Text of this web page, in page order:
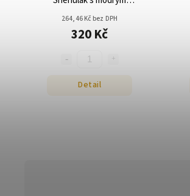
kloboukem
264,46 Kč bez DPH
320 Kč
Detail